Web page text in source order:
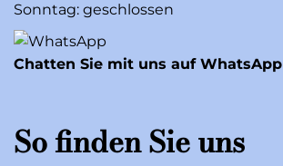
Sonntag: geschlossen
Chatten Sie mit uns auf WhatsApp
So finden Sie uns